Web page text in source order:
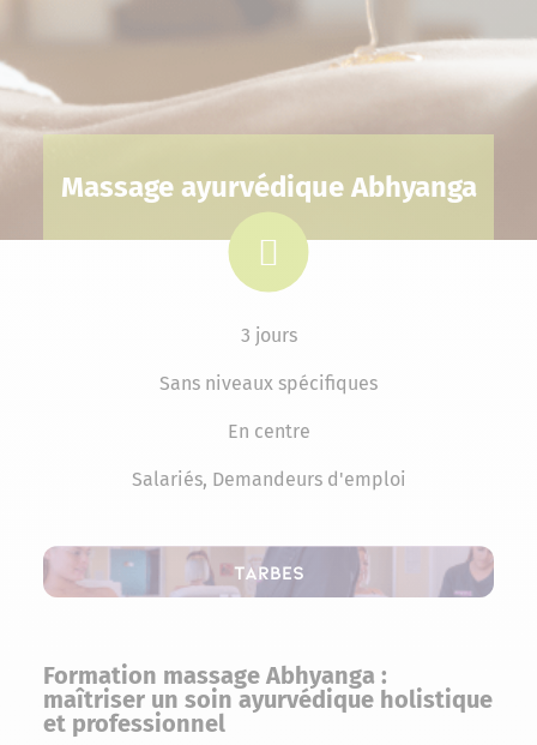
Massage ayurvédique Abhyanga
3 jours
Sans niveaux spécifiques
En centre
Salariés, Demandeurs d'emploi
Tarbes
Formation massage Abhyanga :
maîtriser un soin ayurvédique holistique
et professionnel